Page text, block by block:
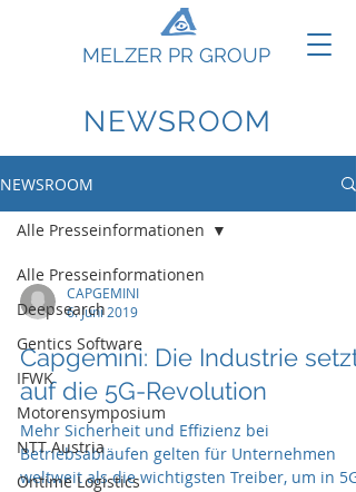
MELZER PR GROUP
NEWSROOM
NEWSROOM
Alle Presseinformationen
Deepsearch
Gentics Software
IFWK
Motorensymposium
NTT Austria
Ontime Logistics
Alle Presseinformationen
CAPGEMINI
6. Juni 2019
Capgemini: Die Industrie setzt
auf die 5G-Revolution
Mehr Sicherheit und Effizienz bei
Betriebsabläufen gelten für Unternehmen
weltweit als die wichtigsten Treiber, um in 5G